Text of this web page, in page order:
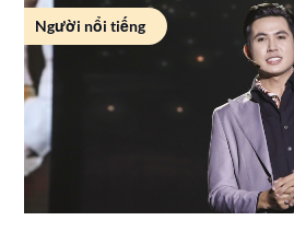
Người nổi tiếng